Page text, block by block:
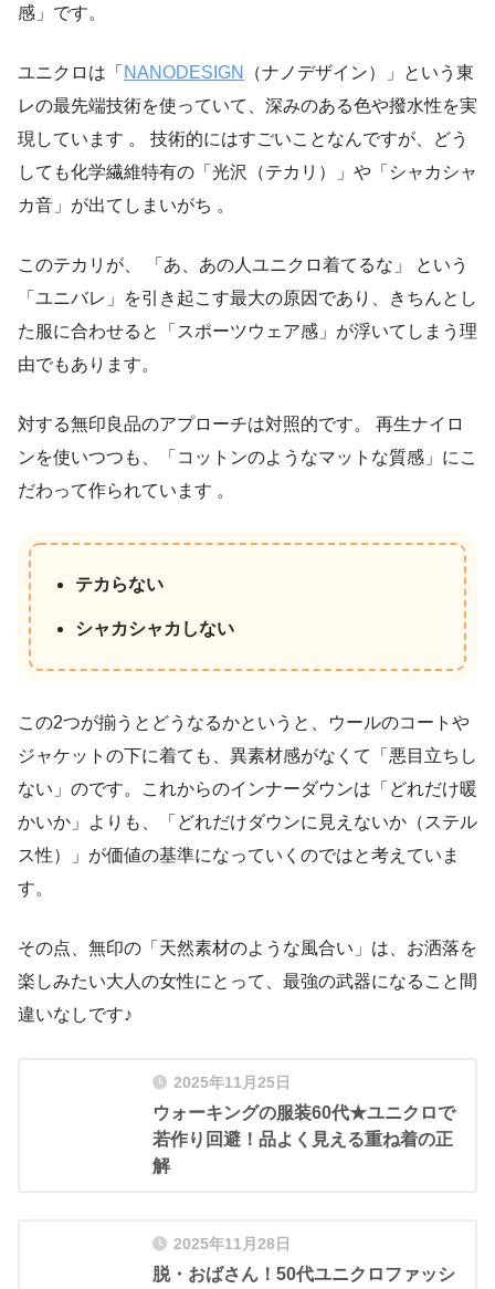
感」です。
ユニクロは「 NANODESIGN
（ナノデザイン）」という東
レの最先端技術を使っていて、深みのある色や撥水性を実
現しています 。 技術的にはすごいことなんですが、どう
しても化学繊維特有の「光沢（テカリ）」や「シャカシャ
カ音」が出てしまいがち 。
このテカリが、 「あ、あの人ユニクロ着てるな」 という
「ユニバレ」を引き起こす最大の原因であり、きちんとし
た服に合わせると「スポーツウェア感」が浮いてしまう理
由でもあります。
対する無印良品のアプローチは対照的です。 再生ナイロ
ンを使いつつも、「コットンのようなマットな質感」にこ
だわって作られています 。
テカらない
シャカシャカしない
この2つが揃うとどうなるかというと、ウールのコートや
ジャケットの下に着ても、異素材感がなくて「悪目立ちし
ない」のです。これからのインナーダウンは「どれだけ暖
かいか」よりも、「どれだけダウンに見えないか（ステル
ス性）」が価値の基準になっていくのではと考えていま
す。
その点、無印の「天然素材のような風合い」は、お洒落を
楽しみたい大人の女性にとって、最強の武器になること間
違いなしです♪
2025年11月25日
ウォーキングの服装60代★ユニクロで
若作り回避！品よく見える重ね着の正
解
2025年11月28日
脱・おばさん！50代ユニクロファッシ